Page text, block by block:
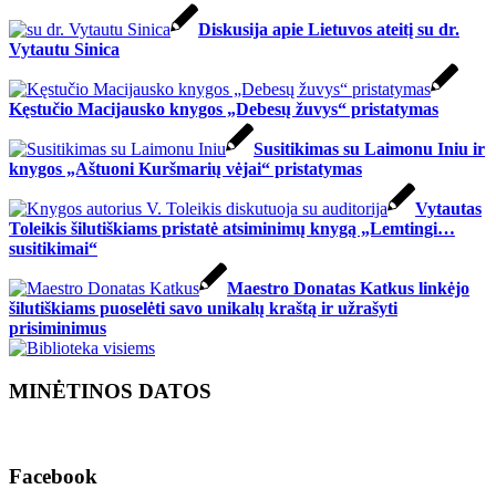
Diskusija apie Lietuvos ateitį su dr.
Vytautu Sinica
Kęstučio Macijausko knygos „Debesų žuvys“ pristatymas
Susitikimas su Laimonu Iniu ir
knygos „Aštuoni Kuršmarių vėjai“ pristatymas
Vytautas
Toleikis šilutiškiams pristatė atsiminimų knygą „Lemtingi…
susitikimai“
Maestro Donatas Katkus linkėjo
šilutiškiams puoselėti savo unikalų kraštą ir užrašyti
prisiminimus
MINĖTINOS DATOS
Facebook